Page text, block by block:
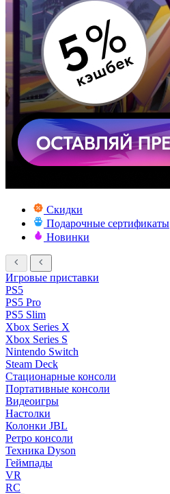
Скидки
Подарочные сертификаты
Новинки
Игровые приставки
PS5
PS5 Pro
PS5 Slim
Xbox Series X
Xbox Series S
Nintendo Switch
Steam Deck
Стационарные консоли
Портативные консоли
Видеоигры
Настолки
Колонки JBL
Ретро консоли
Техника Dyson
Геймпады
VR
RC